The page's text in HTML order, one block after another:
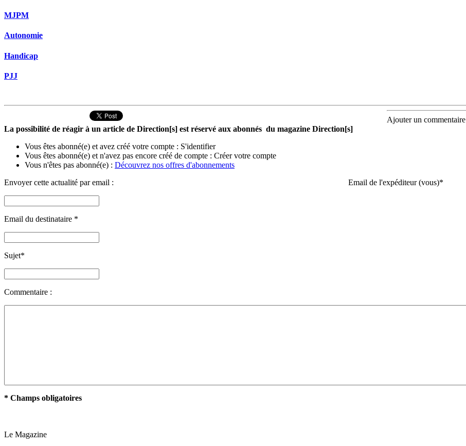
MJPM
Autonomie
Handicap
PJJ
Ajouter un commentaire
La possibilité de réagir à un article de Direction[s] est réservé aux abonnés du magazine Direction[s]
Vous êtes abonné(e) et avez créé votre compte : S'identifier
Vous êtes abonné(e) et n'avez pas encore créé de compte : Créer votre compte
Vous n'êtes pas abonné(e) : Découvrez nos offres d'abonnements
Envoyer cette actualité par email :
Email de l'expéditeur (vous)*
Email du destinataire *
Sujet*
Commentaire :
* Champs obligatoires
Le Magazine